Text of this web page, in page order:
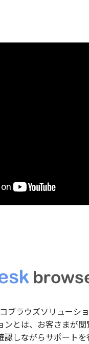
ラウズソリューショ
ンとは、お客さまが
認しながらサポート